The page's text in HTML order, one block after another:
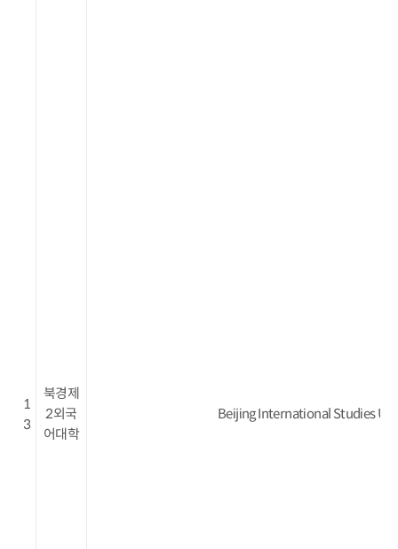
1
3
북경제
2외국
어대학
Beijing International Studies